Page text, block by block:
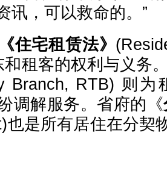
讯，可以救命的。”
《住宅租赁法》
和租客的权利与义务
Branch, RTB) 则
调解服务。省府的《
也是所有居住在分契